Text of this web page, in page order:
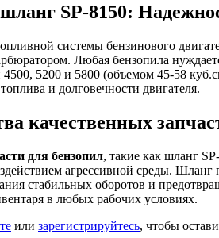
SP-8150:
системы бензинового
Любая бензопила
4500, 5200 и 5800 (объемом 45-58
и долговечности двигателя.
качественных
для бензопил, такие как шланг
агрессивной среды.
стабильных оборотов и
в любых рабочих условиях.
или зарегистрируйтесь, чтобы